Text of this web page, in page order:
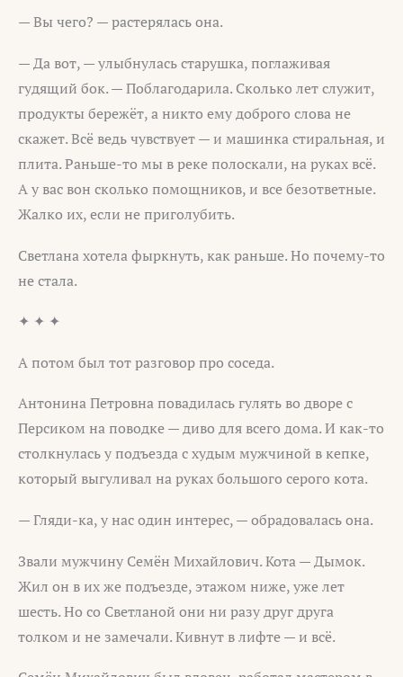
— Вы чего? — растерялась она.
— Да вот, — улыбнулась старушка, поглаживая
гудящий бок. — Поблагодарила. Сколько лет служит,
продукты бережёт, а никто ему доброго слова не
скажет. Всё ведь чувствует — и машинка стиральная, и
плита. Раньше-то мы в реке полоскали, на руках всё.
А у вас вон сколько помощников, и все безответные.
Жалко их, если не приголубить.
Светлана хотела фыркнуть, как раньше. Но почему-то
не стала.
✦ ✦ ✦
А потом был тот разговор про соседа.
Антонина Петровна повадилась гулять во дворе с
Персиком на поводке — диво для всего дома. И как-то
столкнулась у подъезда с худым мужчиной в кепке,
который выгуливал на руках большого серого кота.
— Гляди-ка, у нас один интерес, — обрадовалась она.
Звали мужчину Семён Михайлович. Кота — Дымок.
Жил он в их же подъезде, этажом ниже, уже лет
шесть. Но со Светланой они ни разу друг друга
толком и не замечали. Кивнут в лифте — и всё.